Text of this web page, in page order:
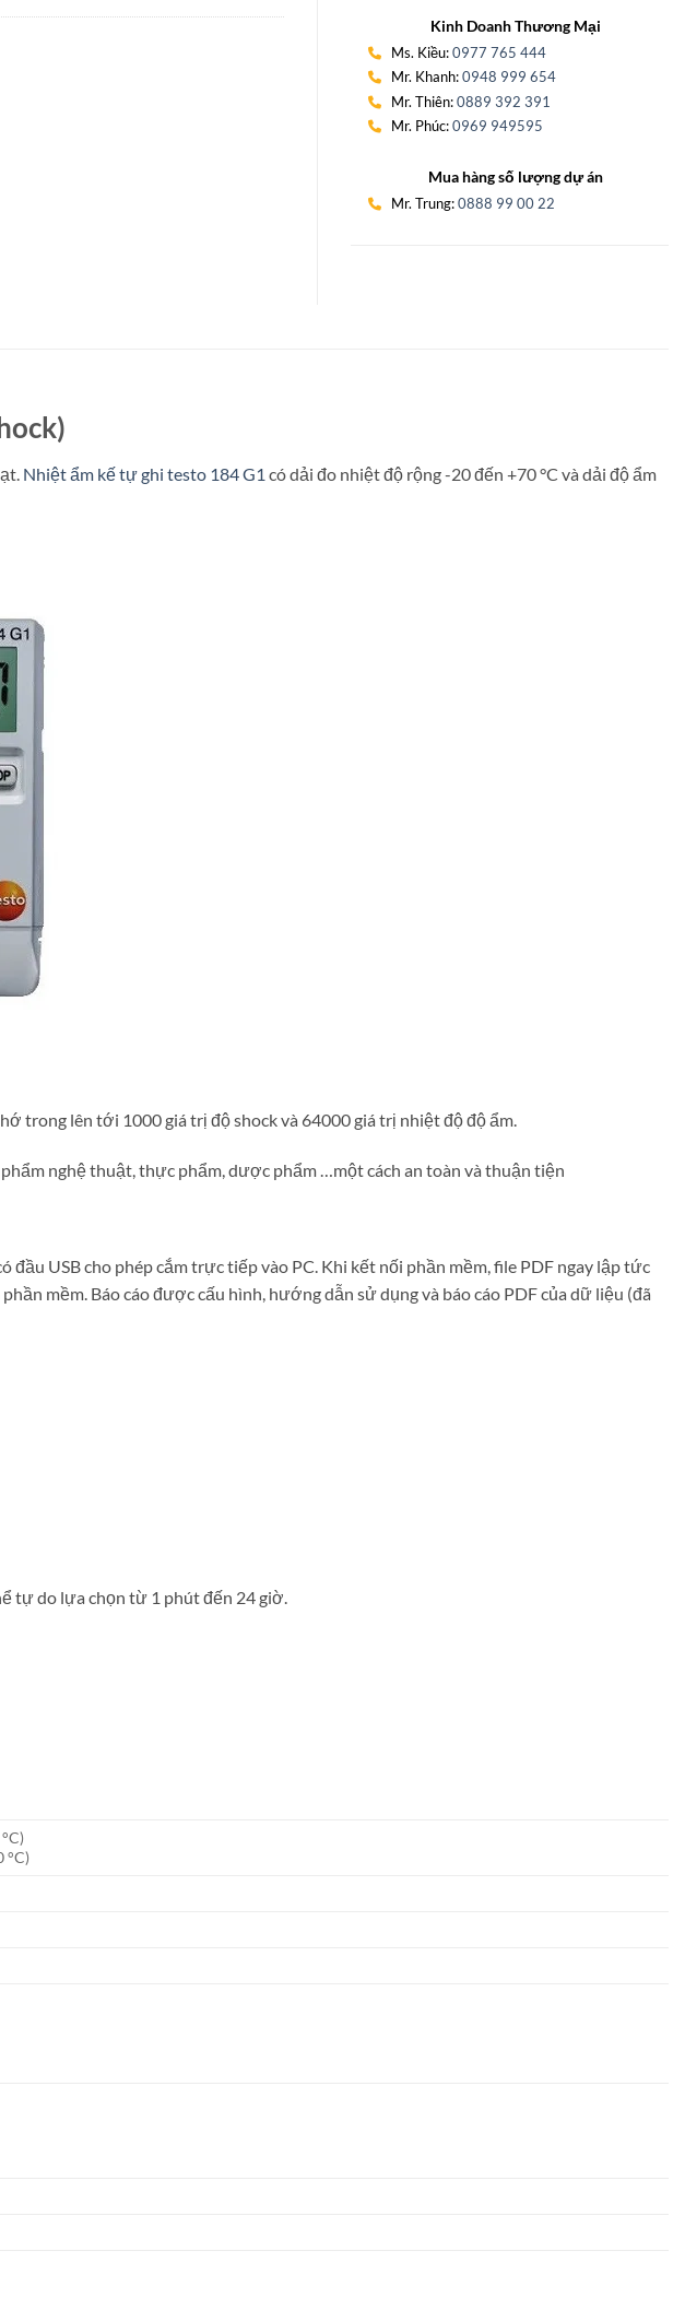
Kinh Doanh Thương Mại
Ms. Kiều:0977 765 444
Mr. Khanh:0948 999 654
Mr. Thiên:0889 392 391
Mr. Phúc:0969 949595
Mua hàng số lượng dự án
Mr. Trung:0888 99 00 22
Nhiệt ẩm kế tự ghi testo 184 G1 có dải đo nhiệt độ rộng -20 đến +70 °C và dải độ ẩm
trong lên tới 1000 giá trị độ shock và 64000 giá trị nhiệt độ độ ẩm.
nghệ thuật, thực phẩm, dược phẩm …một cách an toàn và thuận tiện
USB cho phép cắm trực tiếp vào PC. Khi kết nối phần mềm, file PDF ngay lập tức
mềm. Báo cáo được cấu hình, hướng dẫn sử dụng và báo cáo PDF của dữ liệu (đã
tự do lựa chọn từ 1 phút đến 24 giờ.
°C)